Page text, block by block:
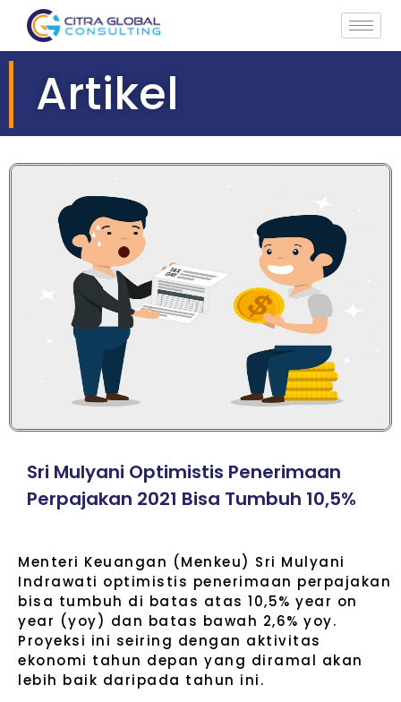
Artikel
Sri Mulyani Optimistis Penerimaan
Perpajakan 2021 Bisa Tumbuh 10,5%
Menteri Keuangan (Menkeu) Sri Mulyani
Indrawati optimistis penerimaan perpajakan
bisa tumbuh di batas atas 10,5% year on
year (yoy) dan batas bawah 2,6% yoy.
Proyeksi ini seiring dengan aktivitas
ekonomi tahun depan yang diramal akan
lebih baik daripada tahun ini.